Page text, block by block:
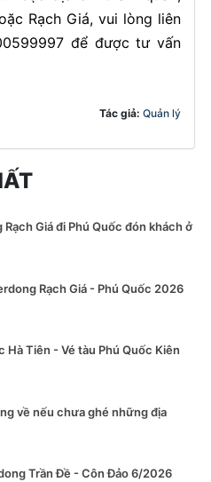
Rạch Giá, vui lòng liên
để được tư vấn
Tác giả:Quản lý
Rạch Giá đi Phú Quốc đón khách ở
Rạch Giá - Phú Quốc 2026
Hà Tiên - Vé tàu Phú Quốc Kiên
về nếu chưa ghé những địa
Trần Đề - Côn Đảo 6/2026